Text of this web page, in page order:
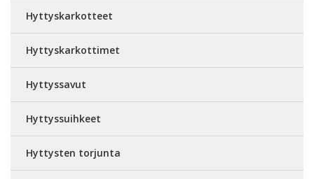
Hyttyskarkotteet
Hyttyskarkottimet
Hyttyssavut
Hyttyssuihkeet
Hyttysten torjunta